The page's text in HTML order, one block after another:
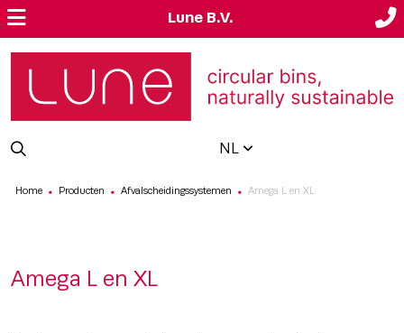
Lune B.V.
NL
Home ■ Producten ■ Afvalscheidingssystemen ■ Amega L en XL
Amega L en XL